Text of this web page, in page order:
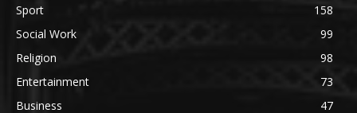
Sport
158
Social Work
99
Religion
98
Entertainment
73
Business
47